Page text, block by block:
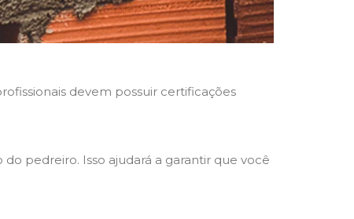
devem possuir certificações
pedreiro. Isso ajudará a garantir que você